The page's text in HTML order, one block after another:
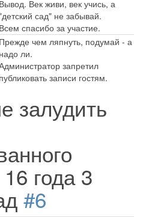
Вывод. Век живи, век учись, а
сад" не забывай.
Всем спасибо за участие.
Прежде чем ляпнуть, подумай - а
надо ли.
запретил
публиковать записи гостям.
залудить
16 года 3
#6